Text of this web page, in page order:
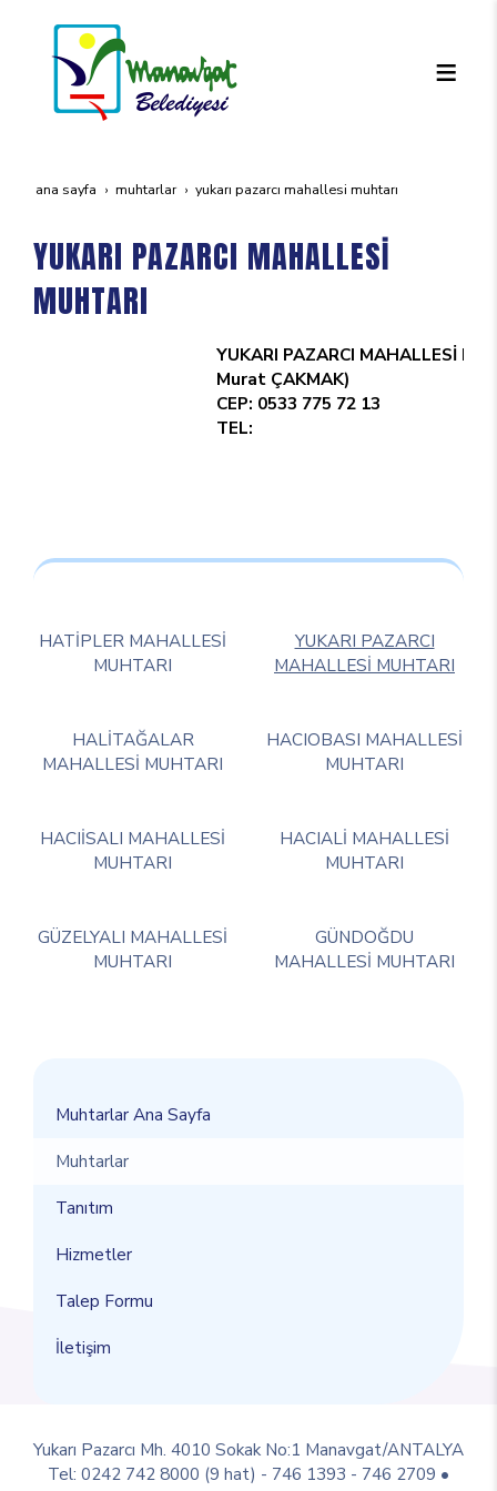
ana sayfa muhtarlar yukari pazarci mahallesi̇ muhtari
YUKARI PAZARCI MAHALLESİ
MUHTARI
YUKARI PAZARCI MAHALLESİ
Murat ÇAKMAK)
CEP: 0533 775 72 13
TEL:
HATİPLER MAHALLESİ
MUHTARI
YUKARI PAZARCI
MAHALLESİ MUHTARI
HALİTAĞALAR
MAHALLESİ MUHTARI
HACIOBASI MAHALLESİ
MUHTARI
HACIİSALI MAHALLESİ
MUHTARI
HACIALİ MAHALLESİ
MUHTARI
GÜZELYALI MAHALLESİ
MUHTARI
GÜNDOĞDU
MAHALLESİ MUHTARI
Muhtarlar Ana Sayfa
Muhtarlar
Tanıtım
Hizmetler
Talep Formu
İletişim
Yukarı Pazarcı Mh. 4010 Sokak No:1 Manavgat/ANTALYA
Tel: 0242 742 8000 (9 hat) - 746 1393 - 746 2709 •